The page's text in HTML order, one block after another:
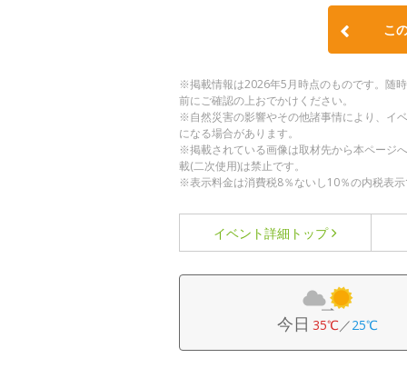
こ
※掲載情報は2026年5月時点のものです。随
前にご確認の上おでかけください。
※自然災害の影響やその他諸事情により、イ
になる場合があります。
※掲載されている画像は取材先から本ページ
載(二次使用)は禁止です。
※表示料金は消費税8％ないし10％の内税表示
イベント詳細 トップ
今日 35℃／25℃